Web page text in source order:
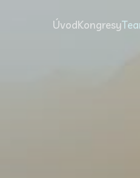
ÚvodKongresy